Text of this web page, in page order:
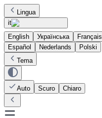
Lingua
it
English
Українська Français
Español
Nederlands
Polski
Tema
Auto Scuro Chiaro